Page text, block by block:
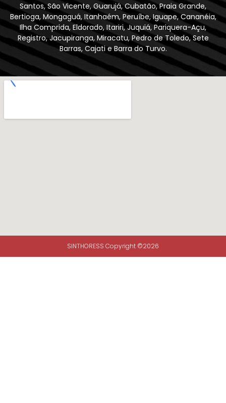
Santos, São Vicente, Guarujá, Cubatão, Praia Grande,
Bertioga, Mongaguá, Itanhaém, Peruíbe, Iguape, Cananéia,
Ilha Comprida, Eldorado, Itariri, Juquiá, Pariquera-Açu,
Registro, Jacupiranga, Miracatu, Pedro de Toledo, Sete
Barras, Cajati e Barra do Turvo.
SINTHORESS Copyright ©2026